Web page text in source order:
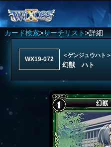
カード検索>サーチリスト>詳細
WX19-072
＜ゲンジュウハト＞
幻獣 ハト